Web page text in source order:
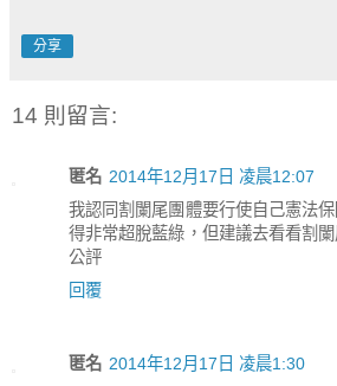
分享
14 則留言:
匿名 2014年12月17日 凌晨12:07
我認同割闌尾團體要行使自己憲法
得非常超脫藍綠，但建議去看看割
公評
回覆
匿名 2014年12月17日 凌晨1:30